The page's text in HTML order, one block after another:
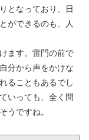
となっており、日
ができるのも、人
ます。雷門の前で
分から声をかけな
ることもあるでし
いっても、全く問
うですね。